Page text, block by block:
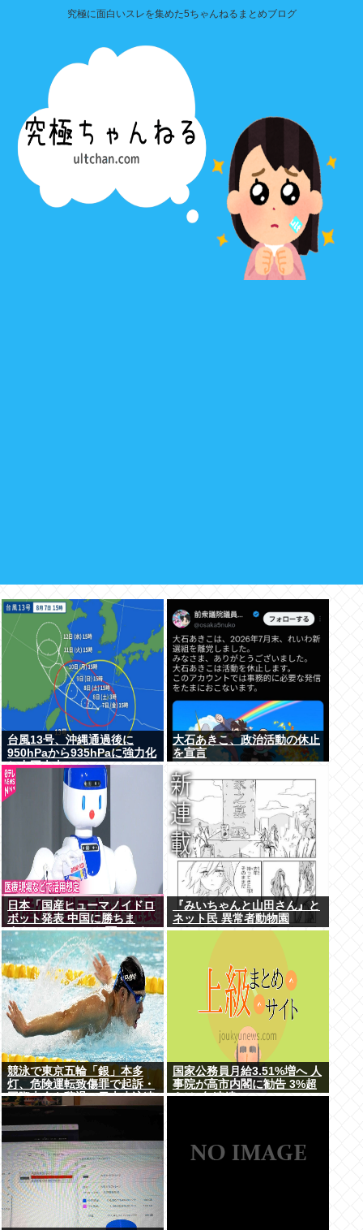
究極に面白いスレを集めた5ちゃんねるまとめブログ
台風13号、沖縄通過後に
950hPaから935hPaに強力化
し中国本土へwww
大石あきこ、政治活動の休止
を宣言
日本「国産ヒューマノイドロ
ボット発表 中国に勝ちま
す！」youtubeで1万いいね
『みいちゃんと山田さん』と
ネット民 異常者動物園
競泳で東京五輪「銀」本多
灯、危険運転致傷罪で起訴・
国際大会を辞退…日本水泳連
盟「報告が遅れお詫び」
国家公務員月給3.51%増へ 人
事院が高市内閣に勧告 3%超
えは2年連続